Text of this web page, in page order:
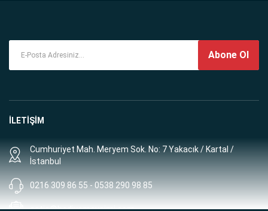
Abone Ol
İLETİŞİM
Cumhuriyet Mah. Meryem Sok. No: 7 Yakacık / Kartal /
İstanbul
0216 309 86 55 - 0538 290 98 85
satis@hediyemevsimi.com